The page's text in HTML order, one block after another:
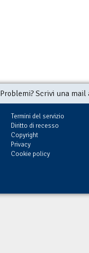
Problemi? Scrivi una
Termini del servizio
Diritto di recesso
Copyright
Privacy
Cookie policy